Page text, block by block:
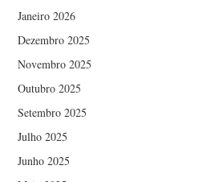
Janeiro 2026
Dezembro 2025
Novembro 2025
Outubro 2025
Setembro 2025
Julho 2025
Junho 2025